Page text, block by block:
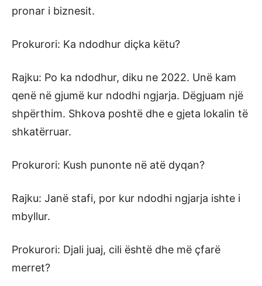
pronar i biznesit.
Prokurori: Ka ndodhur diçka këtu?
Rajku: Po ka ndodhur, diku ne 2022. Unë kam
qenë në gjumë kur ndodhi ngjarja. Dëgjuam një
shpërthim. Shkova poshtë dhe e gjeta lokalin të
shkatërruar.
Prokurori: Kush punonte në atë dyqan?
Rajku: Janë stafi, por kur ndodhi ngjarja ishte i
mbyllur.
Prokurori: Djali juaj, cili është dhe më çfarë
merret?